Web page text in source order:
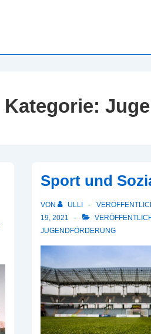
Kategorie:
Sport und
VON ULLI
19, 2021
JUGENDFÖRDERUNG